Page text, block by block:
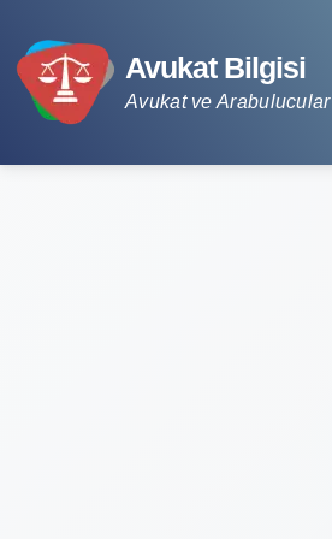
Avukat Bilgisi
Avukat ve Arabulucular